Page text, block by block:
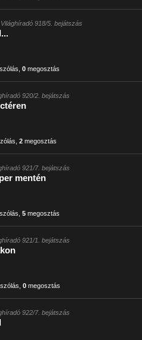
918/5. bejátszás
0megosztás
920/2. bejátszás
2megosztás
921/7. bejátszás
mentén
5megosztás
921/1. bejátszás
0megosztás
922/7. bejátszás